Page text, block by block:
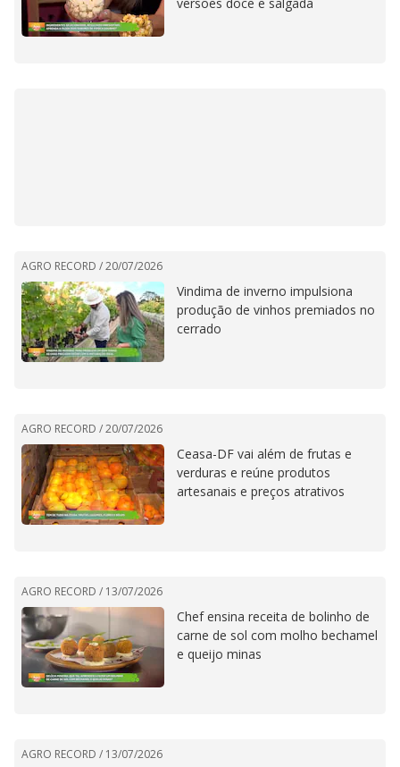
versões doce e salgada
AGRO RECORD /20/07/2026
Vindima de inverno impulsiona
produção de vinhos premiados no
cerrado
AGRO RECORD /20/07/2026
Ceasa-DF vai além de frutas e
verduras e reúne produtos
artesanais e preços atrativos
AGRO RECORD / 13/07/2026
Chef ensina receita de bolinho de
carne de sol com molho bechamel
e queijo minas
AGRO RECORD / 13/07/2026